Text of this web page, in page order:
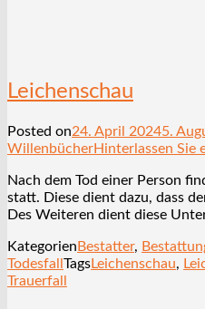
Leichenschau
Posted on24. April 20245.
WillenbücherHinterlassen Sie
Nach dem Tod einer Person
statt. Diese dient dazu, dass
Des Weiteren dient diese
Kategorien Bestatter,
Todesfall TagsLeichenschau,
Trauerfall